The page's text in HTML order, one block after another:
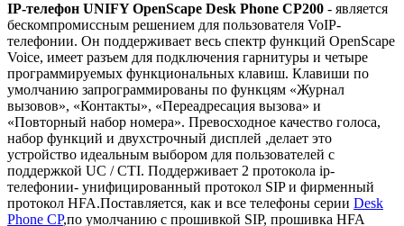
IP-телефон UNIFY OpenScape Desk Phone CP200 - является
бескомпромиссным решением для пользователя VoIP-
телефонии. Он поддерживает весь спектр функций OpenScape
Voice, имеет разъем для подключения гарнитуры и четыре
программируемых функциональных клавиш. Клавиши по
умолчанию запрограммированы по функцям «Журнал
вызовов», «Контакты», «Переадресация вызова» и
«Повторный набор номера». Превосходное качество голоса,
набор функций и двухстрочный дисплей ,делает это
устройство идеальным выбором для пользователей с
поддержкой UC / CTI. Поддерживает 2 протокола ip-
телефонии- унифицированный протокол SIP и фирменный
протокол HFA.Поставляется, как и все телефоны серии Desk
Phone CP,по умолчанию с прошивкой SIP, прошивка HFA